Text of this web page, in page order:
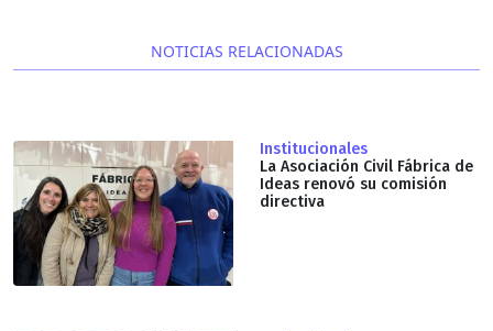
NOTICIAS RELACIONADAS
Institucionales
La Asociación Civil Fábrica de
Ideas renovó su comisión
directiva